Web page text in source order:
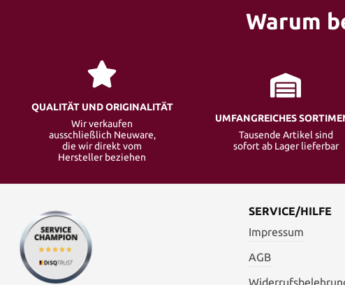
Warum
QUALITÄT UND ORIGINALITÄT
Wir verkaufen
ausschließlich Neuware,
die wir direkt vom
Hersteller beziehen
UMFANGREICHES
Tausende Artikel sind
sofort ab Lager lieferbar
SERVICE/HILFE
Impressum
AGB